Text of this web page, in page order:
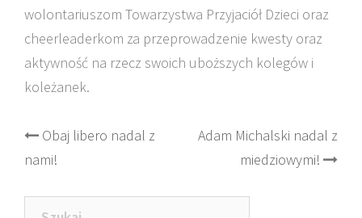
wolontariuszom Towarzystwa Przyjaciół Dzieci oraz
cheerleaderkom za przeprowadzenie kwesty oraz
aktywność na rzecz swoich uboższych kolegów i
koleżanek.
Post
navigation
Obaj libero nadal z
nami!
Adam Michalski nadal z
miedziowymi!
Szukaj: